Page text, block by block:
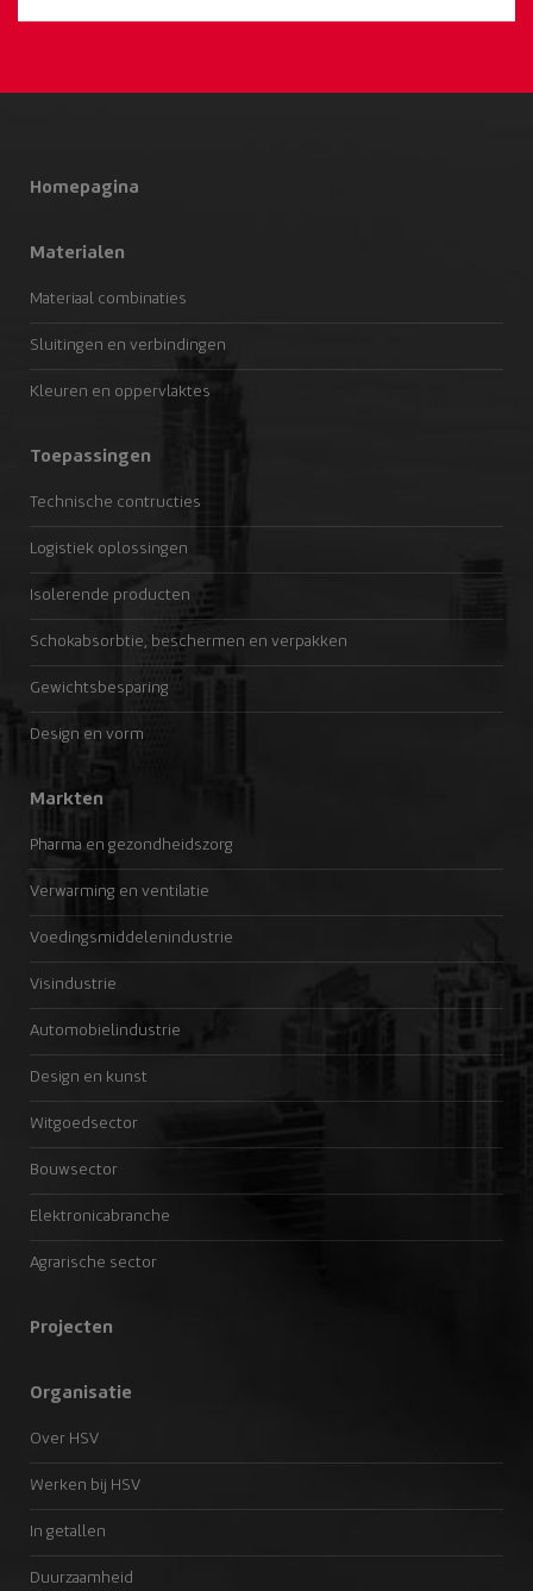
Homepagina
Materialen
Materiaal combinaties
Sluitingen en verbindingen
Kleuren en oppervlaktes
Toepassingen
Technische contructies
Logistiek oplossingen
Isolerende producten
Schokabsorbtie, beschermen en verpakken
Gewichtsbesparing
Design en vorm
Markten
Pharma en gezondheidszorg
Verwarming en ventilatie
Voedingsmiddelenindustrie
Visindustrie
Automobielindustrie
Design en kunst
Witgoedsector
Bouwsector
Elektronicabranche
Agrarische sector
Projecten
Organisatie
Over HSV
Werken bij HSV
In getallen
Duurzaamheid